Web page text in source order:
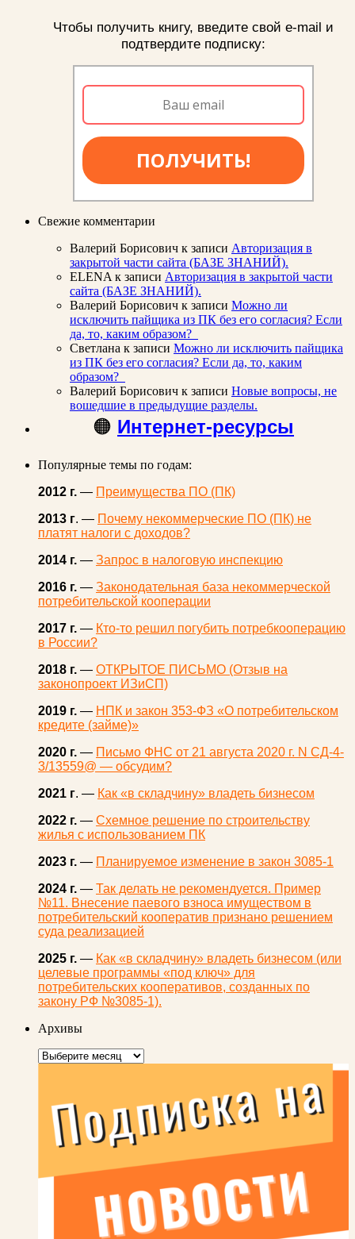
Чтобы получить книгу, введите свой e-mail и
подтвердите подписку:
ПОЛУЧИТЬ!
Свежие комментарии
Валерий Борисович к записи Авторизация в
закрытой части сайта (БАЗЕ ЗНАНИЙ).
ELENA к записи Авторизация в закрытой части
сайта (БАЗЕ ЗНАНИЙ).
Валерий Борисович к записи Можно ли
исключить пайщика из ПК без его согласия? Если
да, то, каким образом?
Светлана к записи Можно ли исключить пайщика
из ПК без его согласия? Если да, то, каким
образом?
Валерий Борисович к записи Новые вопросы, не
вошедшие в предыдущие разделы.
🟠 Интернет-ресурсы
Популярные темы по годам:
2012 г. — Преимущества ПО (ПК)
2013 г. — Почему некоммерческие ПО (ПК) не
платят налоги с доходов?
2014 г. — Запрос в налоговую инспекцию
2016 г. — Законодательная база некоммерческой
потребительской кооперации
2017 г. — Кто-то решил погубить потребкооперацию
в России?
2018 г. — ОТКРЫТОЕ ПИСЬМО (Отзыв на
законопроект ИЗиСП)
2019 г. — НПК и закон 353-ФЗ «О потребительском
кредите (займе)»
2020 г. — Письмо ФНС от 21 августа 2020 г. N СД-4-
3/13559@ — обсудим?
2021 г. — Как «в складчину» владеть бизнесом
2022 г. — Схемное решение по строительству
жилья с использованием ПК
2023 г. — Планируемое изменение в закон 3085-1
2024 г. — Так делать не рекомендуется. Пример
№11. Внесение паевого взноса имуществом в
потребительский кооператив признано решением
суда реализацией
2025 г. — Как «в складчину» владеть бизнесом (или
целевые программы «под ключ» для
потребительских кооперативов, созданных по
закону РФ №3085-1).
Архивы
Архивы